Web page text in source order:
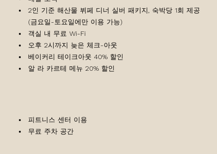
2인 기준 해산물 뷔페 디너 실버 패키지, 숙박당 1회 제공
(금요일-토요일에만 이용 가능)
객실 내 무료 Wi-Fi
오후 2시까지 늦은 체크-아웃
베이커리 테이크아웃 40% 할인
알 라 카르테 메뉴 20% 할인
피트니스 센터 이용
무료 주차 공간